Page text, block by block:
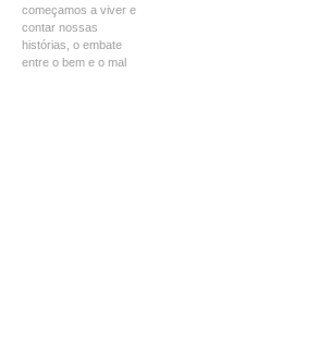
começamos a viver e
contar nossas
histórias, o embate
entre o bem e o mal